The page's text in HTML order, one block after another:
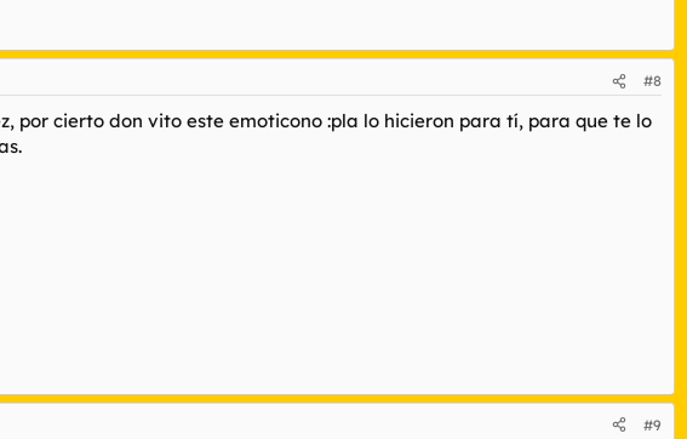
#8
por cierto don vito este emoticono :pla lo hicieron para tí, para que te lo
#9